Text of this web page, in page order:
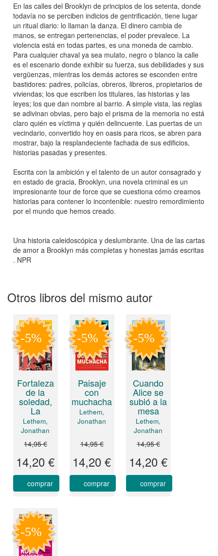
En las calles del Brooklyn de principios de los setenta, donde
todavía no se perciben indicios de gentrificación, tiene lugar
un ritual diario: lo llaman la danza. El dinero cambia de
manos, se entregan pertenencias, el poder prevalece. La
violencia está en todas partes, es una moneda de cambio.
Para cualquier chaval ya sea mulato, negro o blanco la calle
es el escenario donde exhibir su fuerza, sus debilidades y sus
vergüenzas, mientras los demás actores se esconden entre
bastidores: padres, policías, obreros, libreros, propietarios de
viviendas; los que escriben los titulares, las historias y las
leyes; los que dan nombre al barrio. A simple vista, las reglas
se adivinan obvias, pero bajo el prisma de la memoria no está
claro quién es víctima y quién delincuente. Las puertas de un
vecindario, convertido hoy en oasis para ricos, se abren para
mostrar, bajo la resplandeciente fachada de sus edificios,
historias pasadas y presentes.
Escrita con la ambición y el talento de un autor consagrado y
en estado de gracia, Brooklyn, una novela criminal es un
impresionante tour de force que se cuestiona cómo creamos
historias para contener lo incontenible: nuestro remordimiento
por el mundo que hemos creado.
Una historia caleidoscópica y deslumbrante. Una de las cartas
de amor a Brooklyn más completas y honestas jamás escritas
. NPR
Otros libros del mismo autor
Fortaleza
de la
soledad,
La
Lethem,
Jonathan
14,95 €
14,20 €
comprar
Paisaje
con
muchacha
Lethem,
Jonathan
14,95 €
14,20 €
comprar
Cuando
Alice se
subió a la
mesa
Lethem,
Jonathan
14,95 €
14,20 €
comprar